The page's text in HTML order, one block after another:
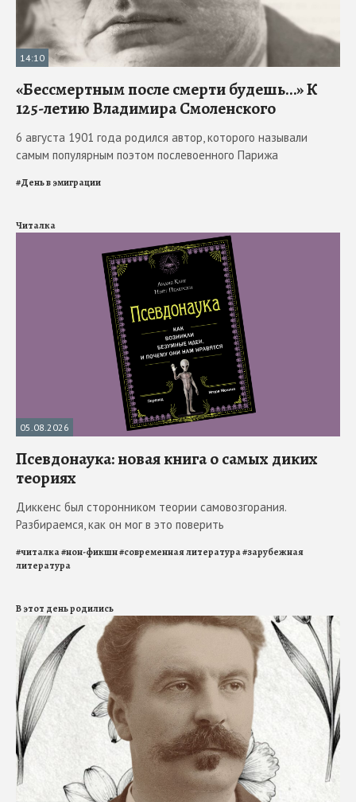
14:10
«Бессмертным после смерти будешь…» К
125-летию Владимира Смоленского
6 августа 1901 года родился автор, которого называли
самым популярным поэтом послевоенного Парижа
#День в эмиграции
Читалка
05.08.2026
Псевдонаука: новая книга о самых диких
теориях
Диккенс был сторонником теории самовозгорания.
Разбираемся, как он мог в это поверить
#читалка#нон-фикшн#современная литература#зарубежная
литература
В этот день родились